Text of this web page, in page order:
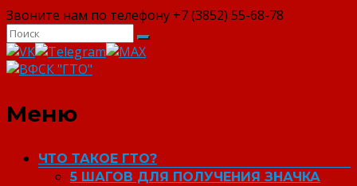
Звоните нам по телефону +7 (3852) 55-68-78
ВФСК "ГТО"
Меню
ЧТО ТАКОЕ ГТО?
5 ШАГОВ ДЛЯ ПОЛУЧЕНИЯ ЗНАЧКА